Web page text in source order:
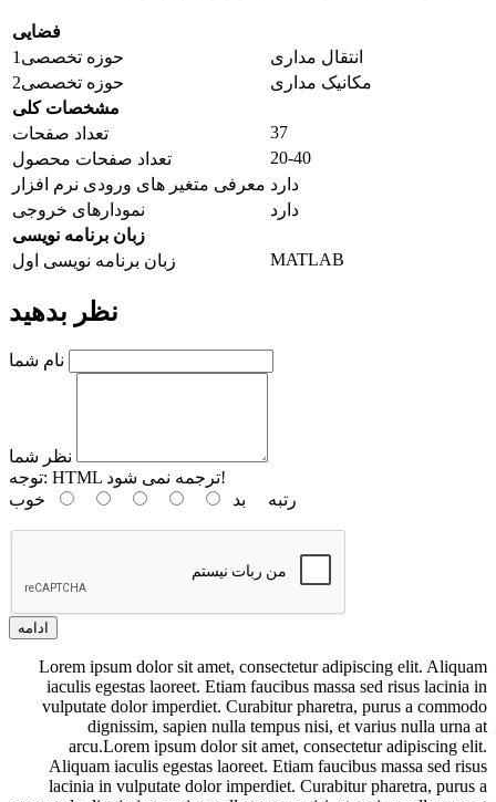
فضایی
حوزه تخصصی1
انتقال مداری
حوزه تخصصی2
مکانیک مداری
مشخصات کلی
تعداد صفحات
37
تعداد صفحات محصول
20-40
معرفی متغیر های ورودی نرم افزار دارد
نمودارهای خروجی
دارد
زبان برنامه نویسی
زبان برنامه نویسی اول
MATLAB
نظر بدهید
نام شما
نظر شما
توجه:
HTML ترجمه نمی شود!
رتبه بد خوب
ادامه
Lorem ipsum dolor sit amet, consectetur adipiscing elit. Aliquam
iaculis egestas laoreet. Etiam faucibus massa sed risus lacinia in
vulputate dolor imperdiet. Curabitur pharetra, purus a commodo
dignissim, sapien nulla tempus nisi, et varius nulla urna at
arcu.Lorem ipsum dolor sit amet, consectetur adipiscing elit.
Aliquam iaculis egestas laoreet. Etiam faucibus massa sed risus
lacinia in vulputate dolor imperdiet. Curabitur pharetra, purus a